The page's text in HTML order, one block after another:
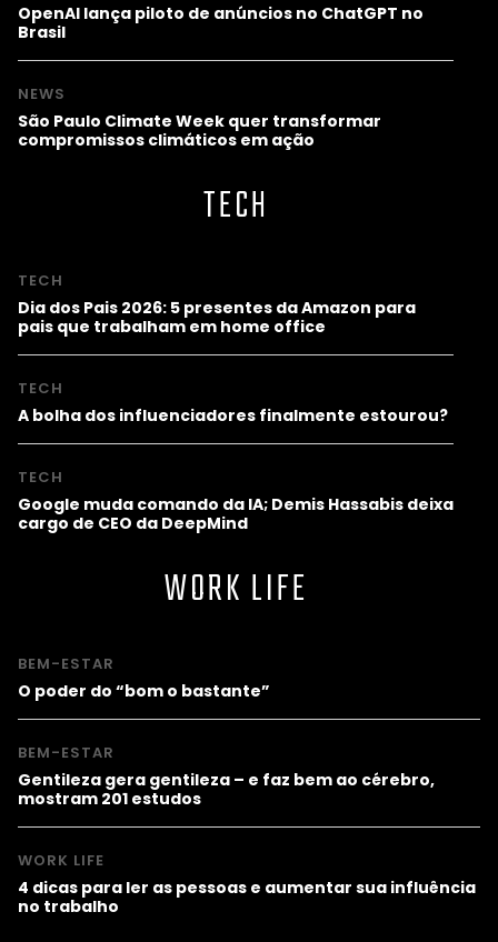
OpenAI lança piloto de anúncios no ChatGPT no
Brasil
NEWS
São Paulo Climate Week quer transformar
compromissos climáticos em ação
TECH
TECH
Dia dos Pais 2026: 5 presentes da Amazon para
pais que trabalham em home office
TECH
A bolha dos influenciadores finalmente estourou?
TECH
Google muda comando da IA; Demis Hassabis deixa
cargo de CEO da DeepMind
WORK LIFE
BEM-ESTAR
O poder do “bom o bastante”
BEM-ESTAR
Gentileza gera gentileza – e faz bem ao cérebro,
mostram 201 estudos
WORK LIFE
4 dicas para ler as pessoas e aumentar sua influência
no trabalho